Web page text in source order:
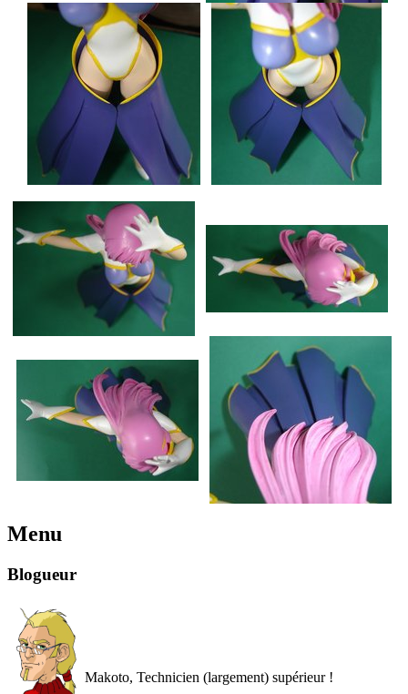
Menu
Blogueur
Makoto, Technicien (largement) supérieur !